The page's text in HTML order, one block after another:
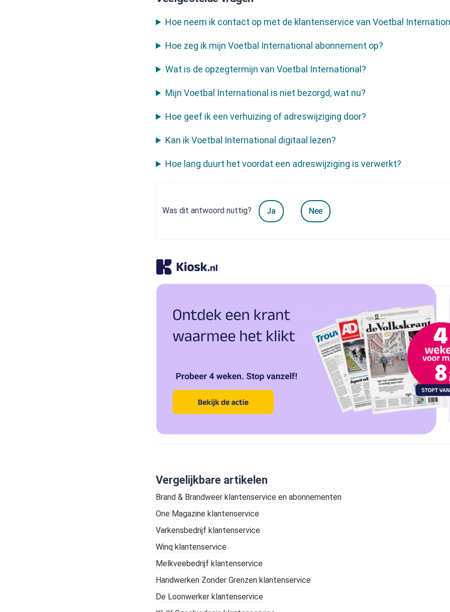
Hoe neem ik contact op met de klantenservice van Voetbal
Hoe zeg ik mijn Voetbal International abonnement op?
Wat is de opzegtermijn van Voetbal International?
Mijn Voetbal International is niet bezorgd, wat nu?
Hoe geef ik een verhuizing of adreswijziging door?
Kan ik Voetbal International digitaal lezen?
Hoe lang duurt het voordat een adreswijziging is verwerkt?
Was dit antwoord nuttig? Ja Nee
Vergelijkbare artikelen
Brand & Brandweer klantenservice en abonnementen
One Magazine klantenservice
Varkensbedrijf klantenservice
Winq klantenservice
Melkveebedrijf klantenservice
Handwerken Zonder Grenzen klantenservice
De Loonwerker klantenservice